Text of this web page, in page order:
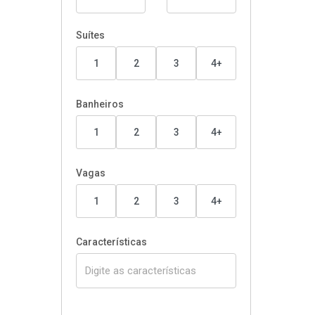
Suítes
1 2 3 4+
Banheiros
1 2 3 4+
Vagas
1 2 3 4+
Características